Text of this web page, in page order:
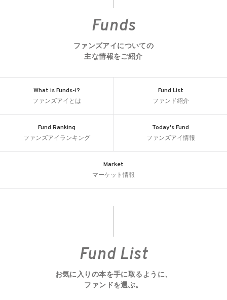
Funds
ファンズアイについての
主な情報をご紹介
What is Funds-i?
ファンズアイとは
Fund List
ファンド紹介
Fund Ranking
ファンズアイランキング
Today's Fund
ファンズアイ情報
Market
マーケット情報
Fund List
お気に入りの本を手に取るように、
ファンドを選ぶ。